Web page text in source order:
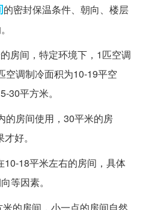
的密封保温条件、朝向、楼层
房间，特定环境下，1匹空调
空调制冷面积为10-19平空
30平方米。
的房间使用，30平米的房
好。
10-18平米左右的房间，具体
等因素。
的房间，小一点的房间自然